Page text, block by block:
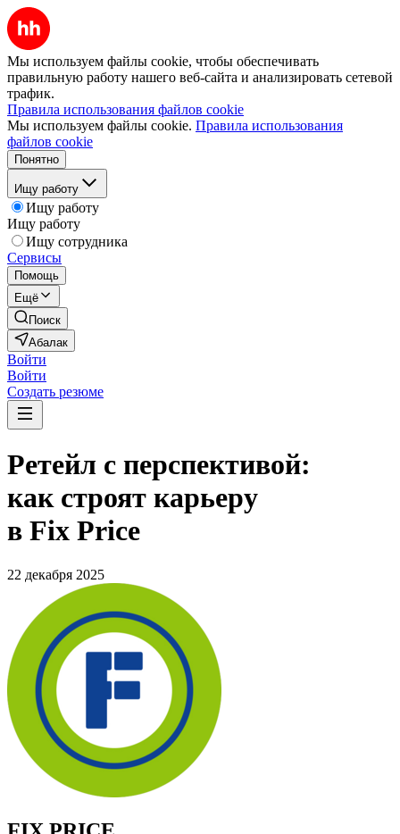
Мы используем файлы cookie, чтобы обеспечивать
правильную работу нашего веб-сайта и анализировать сетевой
трафик.
Правила использования файлов cookie
Мы используем файлы cookie. Правила использования
файлов cookie
Понятно
Ищу работу
Ищу работу
Ищу работу
Ищу сотрудника
Сервисы
Помощь
Ещё
Поиск
Абалак
Войти
Войти
Создать резюме
Ретейл с перспективой:
как строят карьеру
в Fix Price
22 декабря 2025